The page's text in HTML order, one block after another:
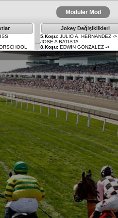
Modüler Mod
Jokey Değişiklikleri
5.Koşu:JULIO A. HERNANDEZ ->
JOSE A BATISTA
8.Koşu:EDWIN GONZALEZ ->
VINCENT CHEMINAUD
8.Koşu:VINCENT CHEMINAUD ->
JOSE A BATISTA